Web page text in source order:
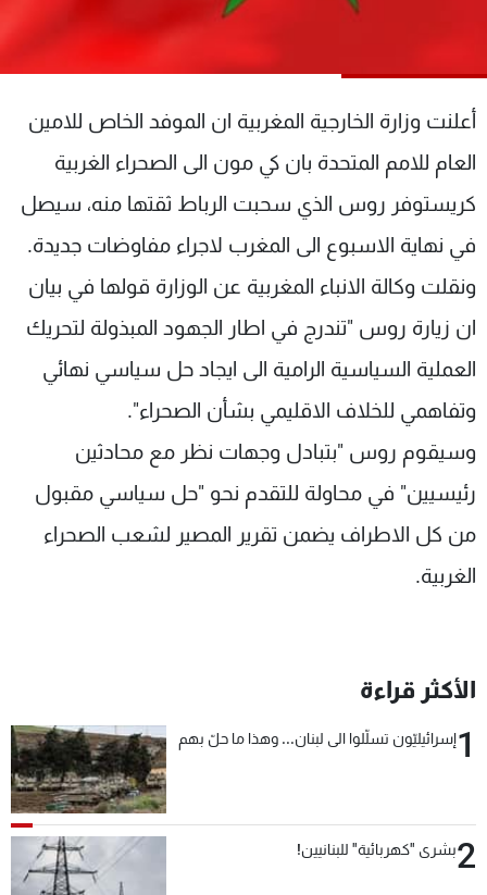
أعلنت وزارة الخارجية المغربية ان الموفد الخاص للامين
العام للامم المتحدة بان كي مون الى الصحراء الغربية
كريستوفر روس الذي سحبت الرباط ثقتها منه، سيصل
في نهاية الاسبوع الى المغرب لاجراء مفاوضات جديدة.
ونقلت وكالة الانباء المغربية عن الوزارة قولها في بيان
ان زيارة روس "تندرج في اطار الجهود المبذولة لتحريك
العملية السياسية الرامية الى ايجاد حل سياسي نهائي
وتفاهمي للخلاف الاقليمي بشأن الصحراء".
وسيقوم روس "بتبادل وجهات نظر مع محادثين
رئيسيين" في محاولة للتقدم نحو "حل سياسي مقبول
من كل الاطراف يضمن تقرير المصير لشعب الصحراء
الغربية.
الأكثر قراءة
1إسرائيليّون تسلّلوا الى لبنان... وهذا ما حلّ بهم
2بشرى "كهربائية" للبنانيين!
عن MTV
الإنـتـاج
لاعلاناتكم
وظائف
تواصل معنا
شروط الإسـتخدام